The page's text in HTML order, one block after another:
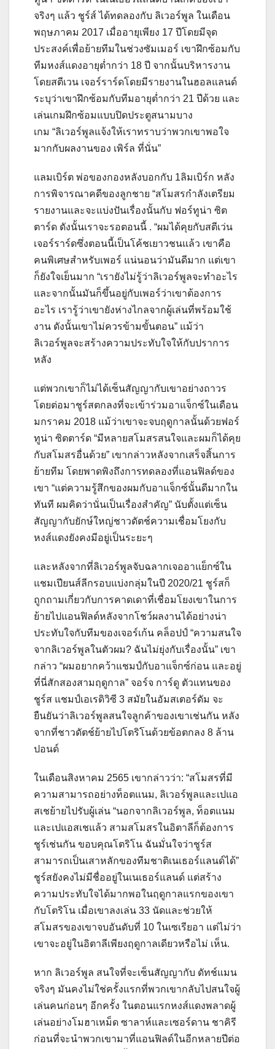
จริงๆ แล้ว ชูร์ส์ ได้ทดลองกับ ลิเวอร์พูล ในเดือน
พฤษภาคม 2017 เมื่ออายุเพียง 17 ปีโดยมีจุด
ประสงค์เพื่อย้ายทีมในช่วงซัมเมอร์ เขาฝึกซ้อมกับ
ทีมหงส์แดงอายุต่ำกว่า 18 ปี จากนั้นบริหารงาน
โดยสตีเวน เจอร์ราร์ดโดยมีรายงานในฮอลแลนด์
ระบุว่าเขาฝึกซ้อมกับทีมอายุต่ำกว่า 21 ปีด้วย และ
เล่นเกมฝึกซ้อมแบบปิดประตูสนามบาง
เกม “ลิเวอร์พูลแจ้งให้เราทราบว่าพวกเขาพอใจ
มากกับผลงานของ เพิร์ล ที่นั่น”
แลมเบิร์ต พ่อของกองหลังบอกกับ 1ลิมเบิร์ก หลัง
การพิจารณาคดีของลูกชาย “สโมสรกำลังเตรียม
รายงานและจะแบ่งปันเรื่องนั้นกับ ฟอร์ทูน่า ซิต
ตาร์ด ดังนั้นเราจะรอตอนนี้ . “ผมได้คุยกับสตีเว่น
เจอร์ราร์ดซึ่งตอนนี้เป็นโค้ชเยาวชนแล้ว เขาคือ
คนพิเศษสำหรับเพอร์ แน่นอนว่ามันดีมาก แต่เขา
ก็ยังใจเย็นมาก “เรายังไม่รู้ว่าลิเวอร์พูลจะทำอะไร
และจากนั้นมันก็ขึ้นอยู่กับเพอร์ว่าเขาต้องการ
อะไร เรารู้ว่าเขายังห่างไกลจากผู้เล่นที่พร้อมใช้
งาน ดังนั้นเขาไม่ควรข้ามขั้นตอน” แม้ว่า
ลิเวอร์พูลจะสร้างความประทับใจให้กับปราการ
หลัง
แต่พวกเขาก็ไม่ได้เซ็นสัญญากับเขาอย่างถาวร
โดยต่อมาชูร์สตกลงที่จะเข้าร่วมอาแจ็กซ์ในเดือน
มกราคม 2018 แม้ว่าเขาจะจบฤดูกาลนั้นด้วยฟอร์
ทูน่า ซิตตาร์ด “มีหลายสโมสรสนใจและผมก็ได้คุย
กับสโมสรอื่นด้วย” เขากล่าวหลังจากเสร็จสิ้นการ
ย้ายทีม โดยพาดพิงถึงการทดลองที่แอนฟิลด์ของ
เขา “แต่ความรู้สึกของผมกับอาแจ็กซ์นั้นดีมากใน
ทันที ผมคิดว่านั่นเป็นเรื่องสำคัญ” นับตั้งแต่เซ็น
สัญญากับยักษ์ใหญ่ชาวดัตช์ความเชื่อมโยงกับ
หงส์แดงยังคงมีอยู่เป็นระยะๆ
และหลังจากที่ลิเวอร์พูลจับฉลากเจออาแย็กซ์ใน
แชมเปียนส์ลีกรอบแบ่งกลุ่มในปี 2020/21 ชูร์สก็
ถูกถามเกี่ยวกับการคาดเดาที่เชื่อมโยงเขาในการ
ย้ายไปแอนฟิลด์หลังจากโชว์ผลงานได้อย่างน่า
ประทับใจกับทีมของเจอร์เก้น คล็อปป์ “ความสนใจ
จากลิเวอร์พูลในตัวผม? ฉันไม่ยุ่งกับเรื่องนั้น” เขา
กล่าว “ผมอยากคว้าแชมป์กับอาแจ็กซ์ก่อน และอยู่
ที่นี่สักสองสามฤดูกาล” จอร์จ การ์ดู ตัวแทนของ
ชูร์ส แชมป์เอเรดิวิซี 3 สมัยในอัมสเตอร์ดัม จะ
ยืนยันว่าลิเวอร์พูลสนใจลูกค้าของเขาเช่นกัน หลัง
จากที่ชาวดัตช์ย้ายไปโตริโนด้วยข้อตกลง 8 ล้าน
ปอนด์
ในเดือนสิงหาคม 2565 เขากล่าวว่า: “สโมสรที่มี
ความสามารถอย่างท็อตแนม, ลิเวอร์พูลและเปแอ
สเชย้ายไปรับผู้เล่น “นอกจากลิเวอร์พูล, ท็อตแนม
และเปแอสเชแล้ว สามสโมสรในอิตาลีก็ต้องการ
ชูร์เช่นกัน ขอบคุณโตริโน ฉันมั่นใจว่าชูร์ส
สามารถเป็นเสาหลักของทีมชาติเนเธอร์แลนด์ได้”
ชูร์สยังคงไม่มีชื่ออยู่ในเนเธอร์แลนด์ แต่สร้าง
ความประทับใจได้มากพอในฤดูกาลแรกของเขา
กับโตริโน เมื่อเขาลงเล่น 33 นัดและช่วยให้
สโมสรของเขาจบอันดับที่ 10 ในเซเรียอา แต่ไม่ว่า
เขาจะอยู่ในอิตาลีเพียงฤดูกาลเดียวหรือไม่ เห็น.
หาก ลิเวอร์พูล สนใจที่จะเซ็นสัญญากับ ดัทช์แมน
จริงๆ มันคงไม่ใช่ครั้งแรกที่พวกเขากลับไปสนใจผู้
เล่นคนก่อนๆ อีกครั้ง ในตอนแรกหงส์แดงพลาดผู้
เล่นอย่างโมฮาเหม็ด ซาลาห์และเซอร์ดาน ชาคิรี
ก่อนที่จะนำพวกเขามาที่แอนฟิลด์ในอีกหลายปีต่อ